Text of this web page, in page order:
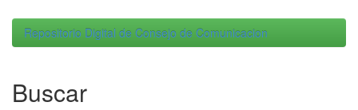
Repositorio Digital de Consejo de Comunicacion
Buscar